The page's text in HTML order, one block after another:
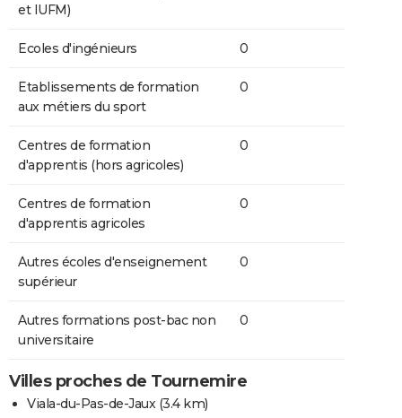
et IUFM)
Ecoles d'ingénieurs 0
Etablissements de formation
aux métiers du sport
0
Centres de formation
d'apprentis (hors agricoles)
0
Centres de formation
d'apprentis agricoles
0
Autres écoles d'enseignement
supérieur
0
Autres formations post-bac non
universitaire
0
Villes proches de Tournemire
Viala-du-Pas-de-Jaux(3.4 km)